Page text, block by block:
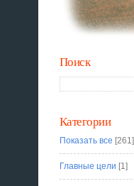
Поиск
Категории
Показать все [261]
Главные цели [1]